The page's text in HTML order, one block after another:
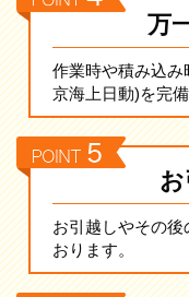
万
作業時や積み込
京海上日動)を完
お引越しやその
おります。